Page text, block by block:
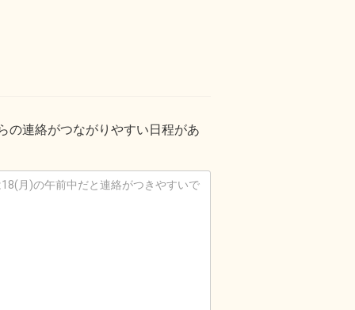
の連絡がつながりやすい日程があ